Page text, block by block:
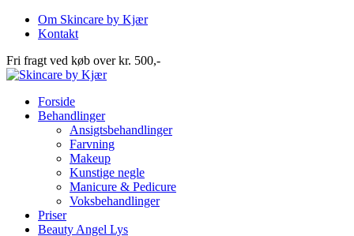
Om Skincare by Kjær
Kontakt
Fri fragt ved køb over kr. 500,-
Forside
Behandlinger
Ansigtsbehandlinger
Farvning
Makeup
Kunstige negle
Manicure & Pedicure
Voksbehandlinger
Priser
Beauty Angel Lys